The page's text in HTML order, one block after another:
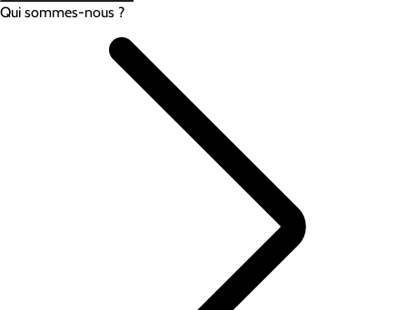
Qui sommes-nous ?